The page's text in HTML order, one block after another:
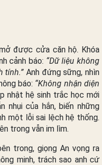
được cửa căn hộ. Khóa
cảnh báo: “Dữ liệu không
tính.” Anh đứng sững, nhìn
báo: “Không nhận diện
nhật hệ sinh trắc học mới
nhụi của hắn, biến những
một lỗi sai lệch hệ thống.
trong vẫn im lìm.
trong, giọng An vọng ra
minh, trách sao anh cứ